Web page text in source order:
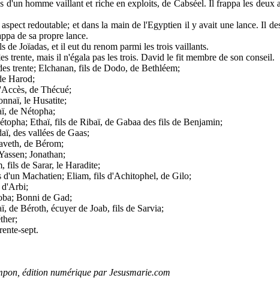
d'un homme vaillant et riche en exploits, de Cabséel. Il frappa les
redoutable; et dans la main de l'Egyptien il y avait une lance. Il
de sa propre lance.
de Joïadas, et il eut du renom parmi les trois vaillants.
trente, mais il n'égala pas les trois. David le fit membre de son conseil.
trente; Elchanan, fils de Dodo, de Bethléem;
Harod;
de Thécué;
le Husatite;
de Nétopha;
Ethaï, fils de Ribaï, de Gabaa des fils de Benjamin;
des vallées de Gaas;
de Bérom;
Jonathan;
fils de Sarar, le Haradite;
Machatien; Eliam, fils d'Achitophel, de Gilo;
d'Arbi;
Bonni de Gad;
de Béroth, écuyer de Joab, fils de Sarvia;
sept.
édition numérique par Jesusmarie.com